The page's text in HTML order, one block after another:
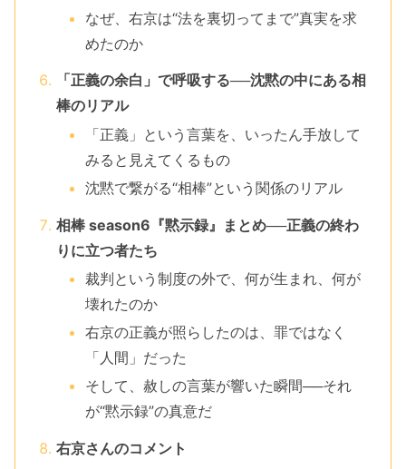
なぜ、右京は“法を裏切ってまで”真実を求
めたのか
「正義の余白」で呼吸する──沈黙の中にある相
棒のリアル
「正義」という言葉を、いったん手放して
みると見えてくるもの
沈黙で繋がる“相棒”という関係のリアル
相棒 season6『黙示録』まとめ──正義の終わ
りに立つ者たち
裁判という制度の外で、何が生まれ、何が
壊れたのか
右京の正義が照らしたのは、罪ではなく
「人間」だった
そして、赦しの言葉が響いた瞬間──それ
が“黙示録”の真意だ
右京さんのコメント